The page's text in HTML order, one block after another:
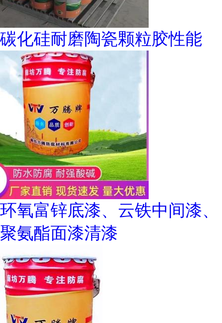
碳化硅耐磨陶瓷颗粒胶性能
环氧富锌底漆、云铁中间漆、
聚氨酯面漆清漆